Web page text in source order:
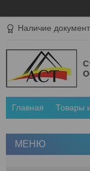
Наличие
Главная Товары